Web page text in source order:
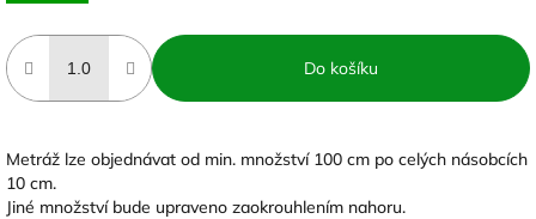
Do košíku
Metráž lze objednávat od min. množství 100 cm po celých násobcích
10 cm.
Jiné množství bude upraveno zaokrouhlením nahoru.